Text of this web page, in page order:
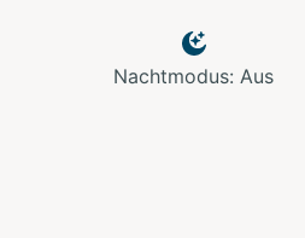
Nachtmodus: Aus